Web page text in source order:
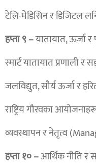
टेलि-मेडिसिन र डिजिटल
हप्ता ९ –यातायात, ऊर्जा र
स्मार्ट यातायात प्रणाली र
जलविद्युत, सौर्य ऊर्जा र
राष्ट्रिय गौरवका
व्यवस्थापन र नेतृत्व
हप्ता १० –आर्थिक नीति र